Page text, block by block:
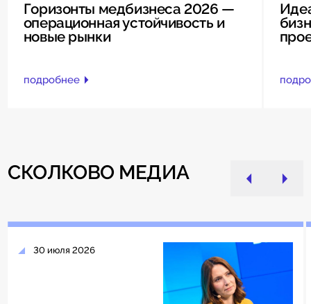
Горизонты медбизнеса 2026 —
операционная устойчивость и
новые рынки
подробнее
СКОЛКОВО МЕДИА
30 июля 2026